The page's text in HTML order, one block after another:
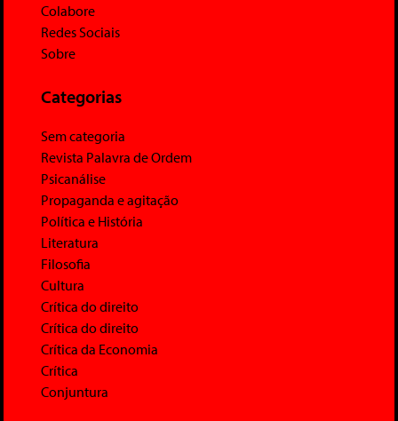
Colabore
Redes Sociais
Sobre
Categorias
Sem categoria
Revista Palavra de Ordem
Psicanálise
Propaganda e agitação
Política e História
Literatura
Filosofia
Cultura
Crítica do direito
Crítica do direito
Crítica da Economia
Crítica
Conjuntura